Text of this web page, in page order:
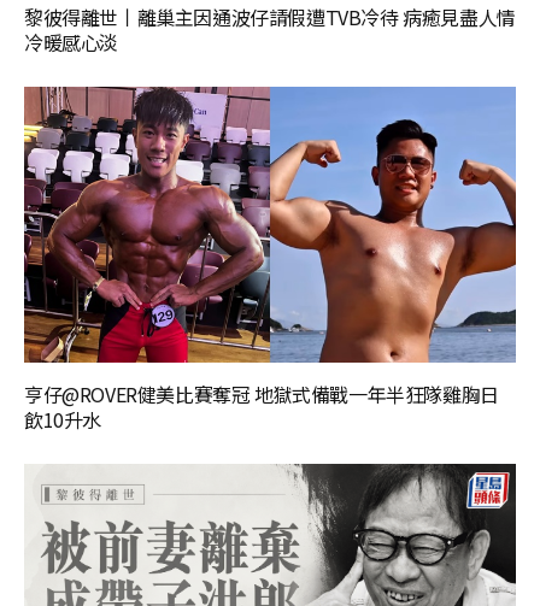
黎彼得離世丨離巢主因通波仔請假遭TVB冷待 病癒見盡人情
冷暖感心淡
亨仔@ROVER健美比賽奪冠 地獄式備戰一年半狂隊雞胸日
飲10升水